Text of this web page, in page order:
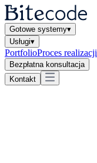
Gotowe systemy▾
Usługi▾
PortfolioProces realizacji
Bezpłatna konsultacja
Kontakt